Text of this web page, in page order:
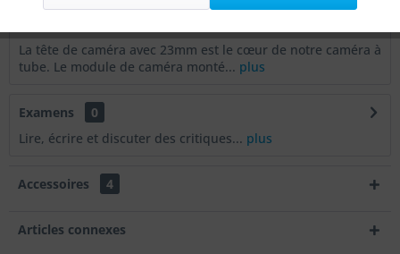
La tête de caméra avec 23mm est le cœur de notre caméra à
tube. Le module de caméra monté... plus
Examens
0
Lire, écrire et discuter des critiques... plus
Accessoires 4
Articles connexes
Service Actif
Autres